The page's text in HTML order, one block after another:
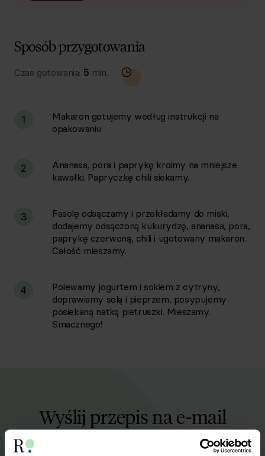
Sposób przygotowania
Czas gotowania: 5 min.
1
Makaron gotujemy według instrukcji na
opakowaniu
2
Ananasa, pora i paprykę kroimy na mniejsze
kawałki. Papryczkę chili siekamy.
3
Fasolę odsączamy i przekładamy do miski,
dodajemy odsączoną kukurydzę, ananasa, pora,
paprykę czerwoną, chili i ugotowany makaron.
Całość mieszamy.
4
Polewamy jogurtem i sokiem z cytryny,
doprawiamy solą i pieprzem, posypujemy
posiekaną natką pietruszki. Mieszamy.
Smacznego!
Wyślij przepis na e-mail
Nasze najlepsze przepisy, prosto na Twoja